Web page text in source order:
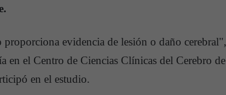
evidencia de lesión o daño cerebral",
el Centro de Ciencias Clínicas del Cerebro de
en el estudio.